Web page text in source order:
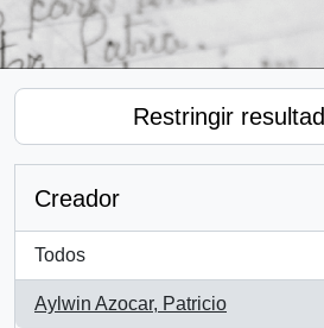
Restringir
Creador
Todos
Aylwin Azocar, Patricio
, 1 resultados